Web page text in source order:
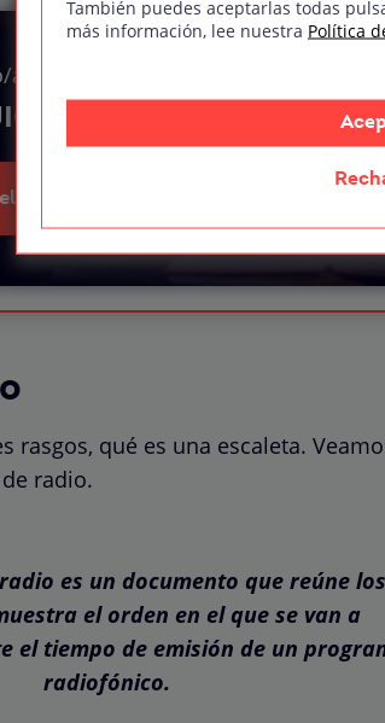
en el
AUDIOVISUAL
índice del temario
rasgos, qué es una escaleta.
radio.
es un documento que reúne los
el orden en el que se van a
el tiempo de emisión de un
radiofónico.
También puedes aceptarlas todas
más información, lee nuestra Política